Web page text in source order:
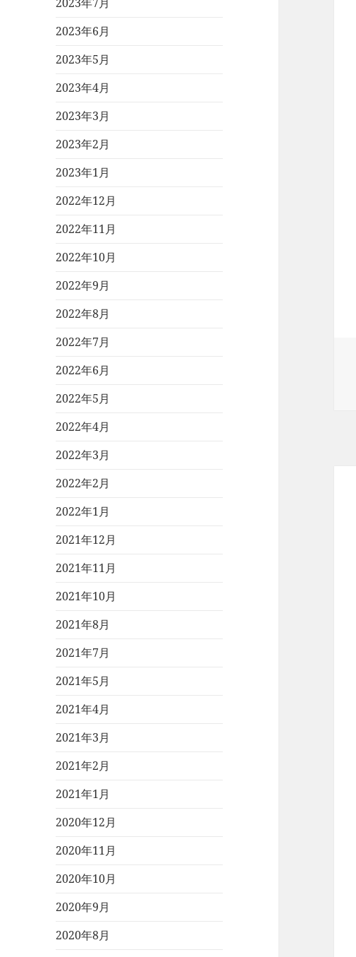
2023年6月
2023年5月
2023年4月
2023年3月
2023年2月
2023年1月
2022年12月
2022年11月
2022年10月
2022年9月
2022年8月
2022年7月
2022年6月
2022年5月
2022年4月
2022年3月
2022年2月
2022年1月
2021年12月
2021年11月
2021年10月
2021年8月
2021年7月
2021年5月
2021年4月
2021年3月
2021年2月
2021年1月
2020年12月
2020年11月
2020年10月
2020年9月
2020年8月